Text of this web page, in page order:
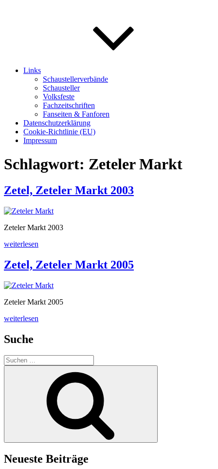
Links
Schaustellerverbände
Schausteller
Volksfeste
Fachzeitschriften
Fanseiten & Fanforen
Datenschutzerklärung
Cookie-Richtlinie (EU)
Impressum
Schlagwort: Zeteler Markt
Zetel, Zeteler Markt 2003
Zeteler Markt 2003
„Zetel,
Markt
2003“
weiterlesen
Zetel, Zeteler Markt 2005
Zeteler Markt 2005
„Zetel,
Markt
2005“
weiterlesen
Suche
Suchen
nach:
Neueste Beiträge